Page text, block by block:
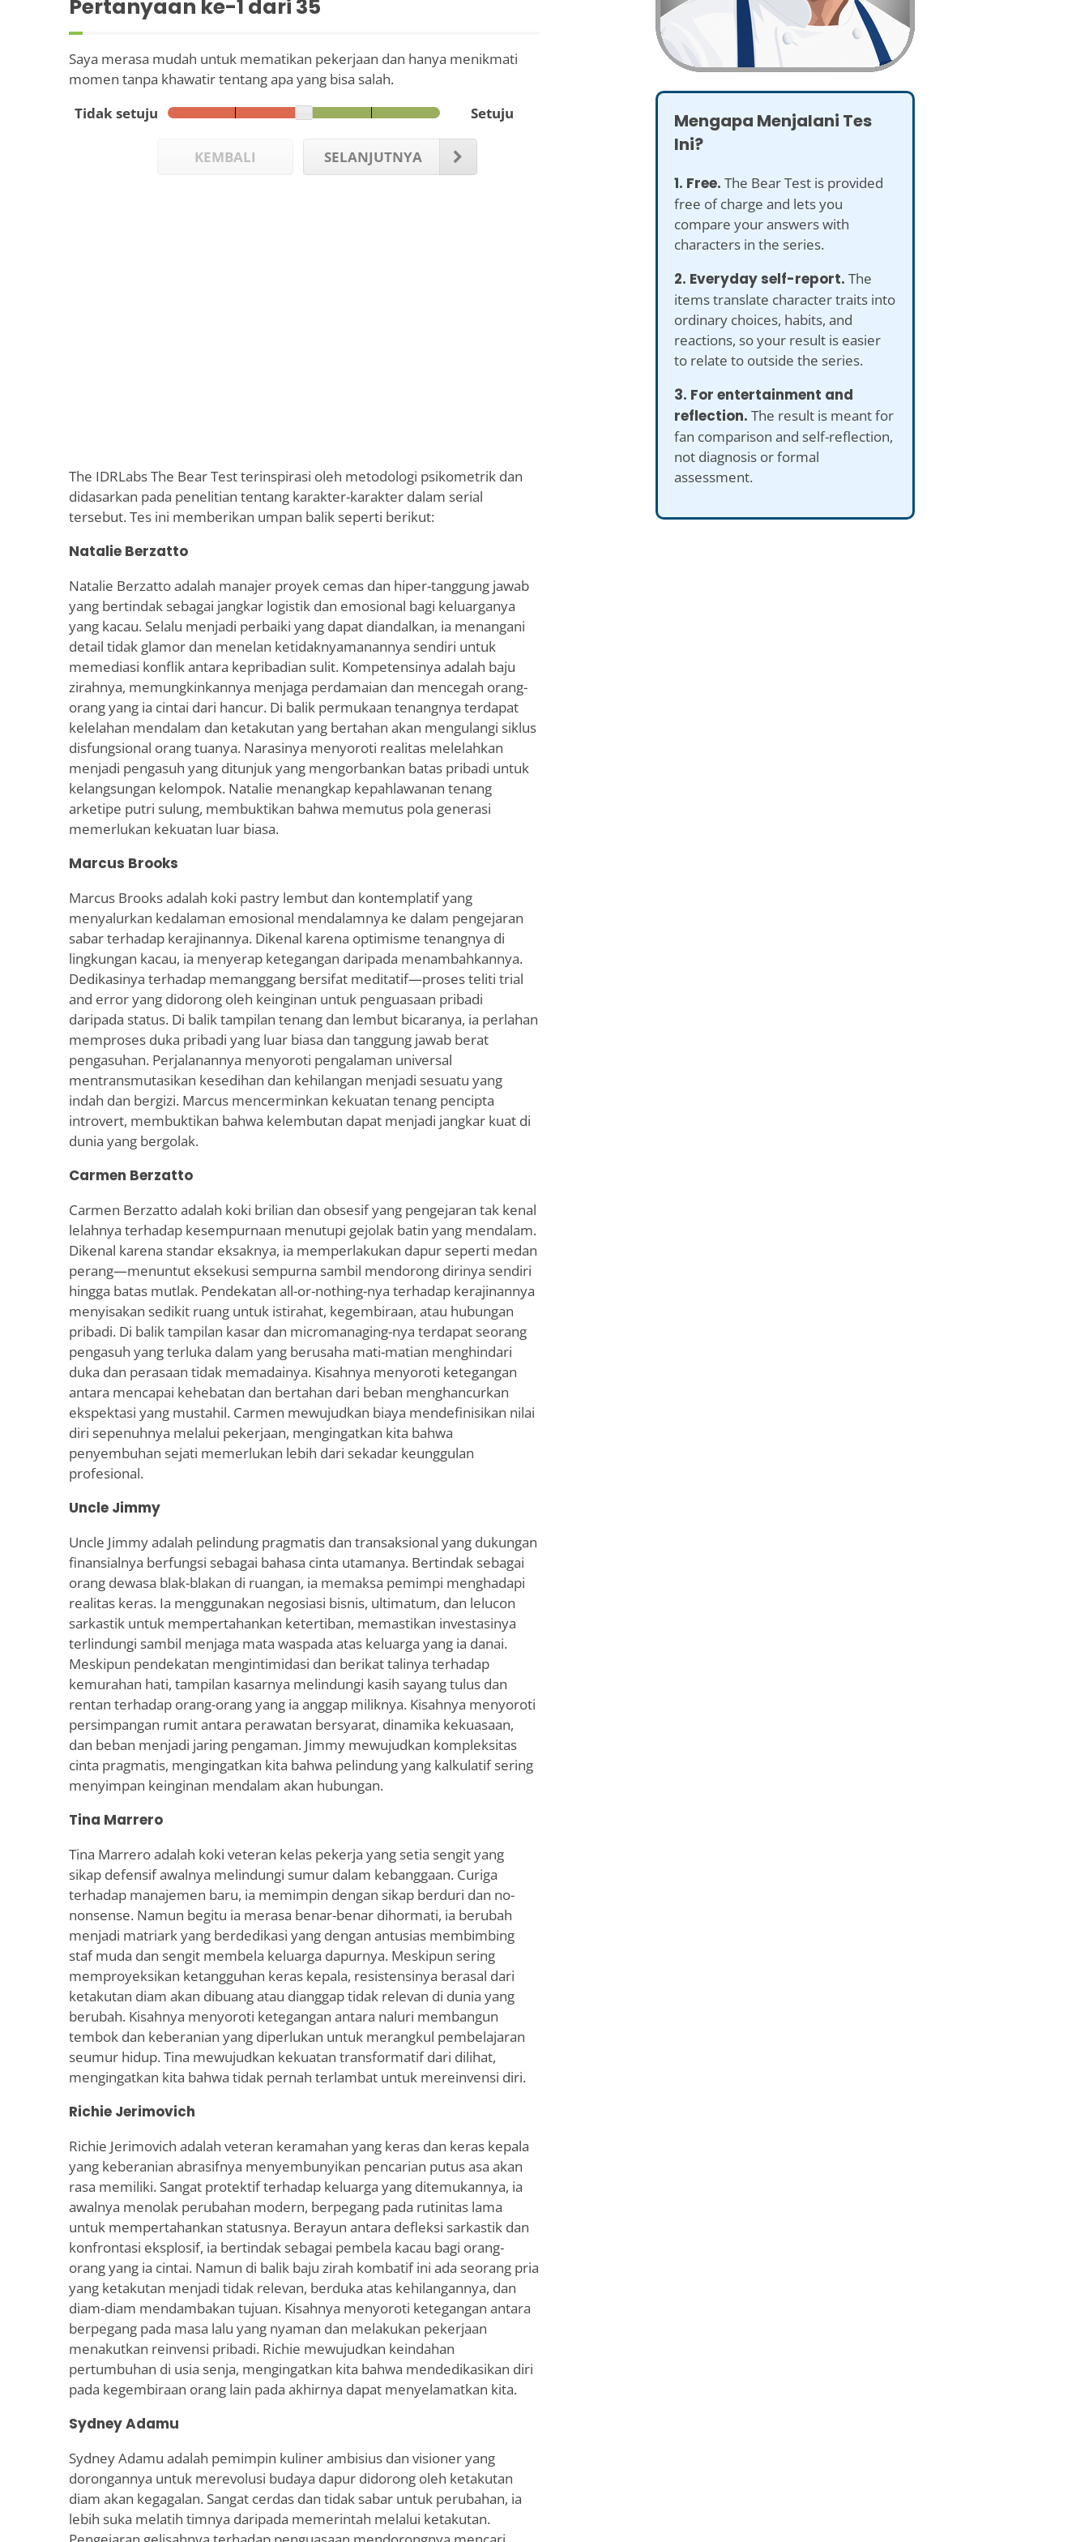
Pertanyaan ke-1 dari 35
Saya merasa mudah untuk mematikan pekerjaan dan hanya menikmati
momen tanpa khawatir tentang apa yang bisa salah.
Tidak setuju
Setuju
KEMBALI SELANJUTNYA
The IDRLabs The Bear Test terinspirasi oleh metodologi psikometrik dan
didasarkan pada penelitian tentang karakter-karakter dalam serial
tersebut. Tes ini memberikan umpan balik seperti berikut:
Natalie Berzatto
Natalie Berzatto adalah manajer proyek cemas dan hiper-tanggung jawab
yang bertindak sebagai jangkar logistik dan emosional bagi keluarganya
yang kacau. Selalu menjadi perbaiki yang dapat diandalkan, ia menangani
detail tidak glamor dan menelan ketidaknyamanannya sendiri untuk
memediasi konflik antara kepribadian sulit. Kompetensinya adalah baju
zirahnya, memungkinkannya menjaga perdamaian dan mencegah orang-
orang yang ia cintai dari hancur. Di balik permukaan tenangnya terdapat
kelelahan mendalam dan ketakutan yang bertahan akan mengulangi siklus
disfungsional orang tuanya. Narasinya menyoroti realitas melelahkan
menjadi pengasuh yang ditunjuk yang mengorbankan batas pribadi untuk
kelangsungan kelompok. Natalie menangkap kepahlawanan tenang
arketipe putri sulung, membuktikan bahwa memutus pola generasi
memerlukan kekuatan luar biasa.
Marcus Brooks
Marcus Brooks adalah koki pastry lembut dan kontemplatif yang
menyalurkan kedalaman emosional mendalamnya ke dalam pengejaran
sabar terhadap kerajinannya. Dikenal karena optimisme tenangnya di
lingkungan kacau, ia menyerap ketegangan daripada menambahkannya.
Dedikasinya terhadap memanggang bersifat meditatif—proses teliti trial
and error yang didorong oleh keinginan untuk penguasaan pribadi
daripada status. Di balik tampilan tenang dan lembut bicaranya, ia perlahan
memproses duka pribadi yang luar biasa dan tanggung jawab berat
pengasuhan. Perjalanannya menyoroti pengalaman universal
mentransmutasikan kesedihan dan kehilangan menjadi sesuatu yang
indah dan bergizi. Marcus mencerminkan kekuatan tenang pencipta
introvert, membuktikan bahwa kelembutan dapat menjadi jangkar kuat di
dunia yang bergolak.
Carmen Berzatto
Carmen Berzatto adalah koki brilian dan obsesif yang pengejaran tak kenal
lelahnya terhadap kesempurnaan menutupi gejolak batin yang mendalam.
Dikenal karena standar eksaknya, ia memperlakukan dapur seperti medan
perang—menuntut eksekusi sempurna sambil mendorong dirinya sendiri
hingga batas mutlak. Pendekatan all-or-nothing-nya terhadap kerajinannya
menyisakan sedikit ruang untuk istirahat, kegembiraan, atau hubungan
pribadi. Di balik tampilan kasar dan micromanaging-nya terdapat seorang
pengasuh yang terluka dalam yang berusaha mati-matian menghindari
duka dan perasaan tidak memadainya. Kisahnya menyoroti ketegangan
antara mencapai kehebatan dan bertahan dari beban menghancurkan
ekspektasi yang mustahil. Carmen mewujudkan biaya mendefinisikan nilai
diri sepenuhnya melalui pekerjaan, mengingatkan kita bahwa
penyembuhan sejati memerlukan lebih dari sekadar keunggulan
profesional.
Uncle Jimmy
Uncle Jimmy adalah pelindung pragmatis dan transaksional yang dukungan
finansialnya berfungsi sebagai bahasa cinta utamanya. Bertindak sebagai
orang dewasa blak-blakan di ruangan, ia memaksa pemimpi menghadapi
realitas keras. Ia menggunakan negosiasi bisnis, ultimatum, dan lelucon
sarkastik untuk mempertahankan ketertiban, memastikan investasinya
terlindungi sambil menjaga mata waspada atas keluarga yang ia danai.
Meskipun pendekatan mengintimidasi dan berikat talinya terhadap
kemurahan hati, tampilan kasarnya melindungi kasih sayang tulus dan
rentan terhadap orang-orang yang ia anggap miliknya. Kisahnya menyoroti
persimpangan rumit antara perawatan bersyarat, dinamika kekuasaan,
dan beban menjadi jaring pengaman. Jimmy mewujudkan kompleksitas
cinta pragmatis, mengingatkan kita bahwa pelindung yang kalkulatif sering
menyimpan keinginan mendalam akan hubungan.
Tina Marrero
Tina Marrero adalah koki veteran kelas pekerja yang setia sengit yang
sikap defensif awalnya melindungi sumur dalam kebanggaan. Curiga
terhadap manajemen baru, ia memimpin dengan sikap berduri dan no-
nonsense. Namun begitu ia merasa benar-benar dihormati, ia berubah
menjadi matriark yang berdedikasi yang dengan antusias membimbing
staf muda dan sengit membela keluarga dapurnya. Meskipun sering
memproyeksikan ketangguhan keras kepala, resistensinya berasal dari
ketakutan diam akan dibuang atau dianggap tidak relevan di dunia yang
berubah. Kisahnya menyoroti ketegangan antara naluri membangun
tembok dan keberanian yang diperlukan untuk merangkul pembelajaran
seumur hidup. Tina mewujudkan kekuatan transformatif dari dilihat,
mengingatkan kita bahwa tidak pernah terlambat untuk mereinvensi diri.
Richie Jerimovich
Richie Jerimovich adalah veteran keramahan yang keras dan keras kepala
yang keberanian abrasifnya menyembunyikan pencarian putus asa akan
rasa memiliki. Sangat protektif terhadap keluarga yang ditemukannya, ia
awalnya menolak perubahan modern, berpegang pada rutinitas lama
untuk mempertahankan statusnya. Berayun antara defleksi sarkastik dan
konfrontasi eksplosif, ia bertindak sebagai pembela kacau bagi orang-
orang yang ia cintai. Namun di balik baju zirah kombatif ini ada seorang pria
yang ketakutan menjadi tidak relevan, berduka atas kehilangannya, dan
diam-diam mendambakan tujuan. Kisahnya menyoroti ketegangan antara
berpegang pada masa lalu yang nyaman dan melakukan pekerjaan
menakutkan reinvensi pribadi. Richie mewujudkan keindahan
pertumbuhan di usia senja, mengingatkan kita bahwa mendedikasikan diri
pada kegembiraan orang lain pada akhirnya dapat menyelamatkan kita.
Sydney Adamu
Sydney Adamu adalah pemimpin kuliner ambisius dan visioner yang
dorongannya untuk merevolusi budaya dapur didorong oleh ketakutan
diam akan kegagalan. Sangat cerdas dan tidak sabar untuk perubahan, ia
lebih suka melatih timnya daripada memerintah melalui ketakutan.
Mengapa Menjalani Tes
Ini?
1. Free. The Bear Test is provided
free of charge and lets you
compare your answers with
characters in the series.
2. Everyday self-report. The
items translate character traits into
ordinary choices, habits, and
reactions, so your result is easier
to relate to outside the series.
3. For entertainment and
reflection. The result is meant for
fan comparison and self-reflection,
not diagnosis or formal
assessment.